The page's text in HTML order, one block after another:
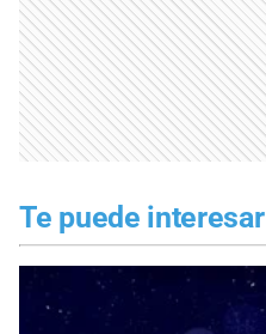
Te puede interesar